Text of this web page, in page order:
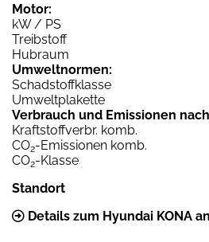
Motor:
kW / PS
Treibstoff
Hubraum
Umweltnormen:
Schadstoffklasse
Umweltplakette
Verbrauch und Emissionen nach
Kraftstoffverbr. komb.
CO2-Emissionen komb.
CO2-Klasse
Standort
Details zum Hyundai KONA